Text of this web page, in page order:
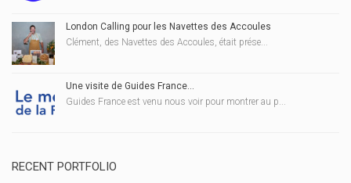
London Calling pour les Navettes des Accoules
Clément, des Navettes des Accoules, était prése...
Une visite de Guides France…
Guides France est venu nous voir pour montrer au p...
RECENT PORTFOLIO